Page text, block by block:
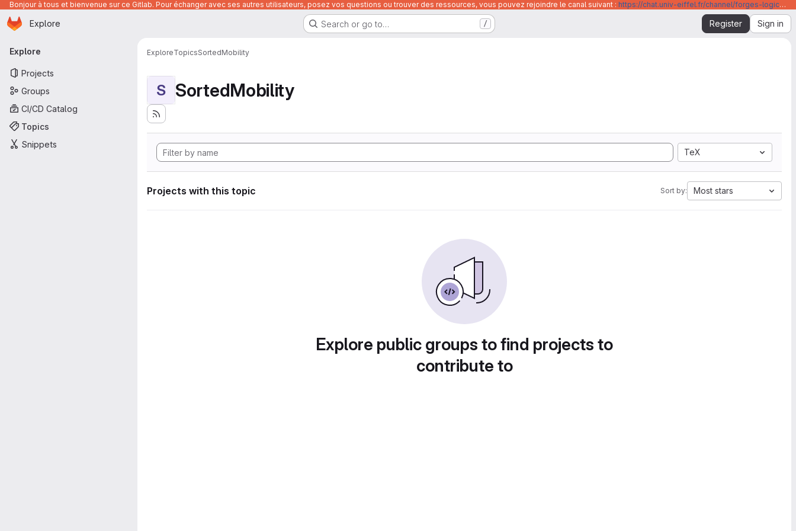
Bonjour à tous et bienvenue sur ce Gitlab. Pour échanger avec ses autres utilisateurs, posez vos questions ou trouver des ressources, vous pouvez rejoindre le canal suivant : https://chat.univ-eiffel.fr/channel/forges-logicielles-github-et-gitlab-universite-gustave-eiffel
Skip to main content
Homepage
Explore Search or go to… / Register Sign in
Primary navigation
Explore
Projects
Groups
CI/CD Catalog
Topics
Snippets
ExploreTopicsSortedMobility
S SortedMobility
TeX
Projects with this topic Sort by: Most stars
Explore public groups to find projects to
contribute to